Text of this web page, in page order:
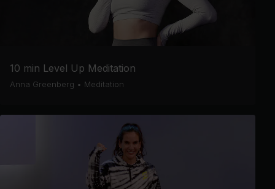
10 min Level Up Meditation
Anna Greenberg • Meditation